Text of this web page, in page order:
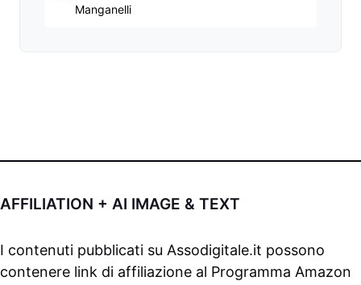
Manganelli
AFFILIATION + AI IMAGE & TEXT
I contenuti pubblicati su Assodigitale.it possono
contenere link di affiliazione al Programma Amazon